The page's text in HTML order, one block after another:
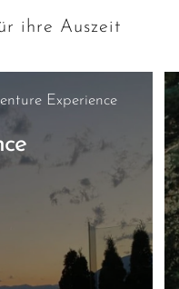
ihre Auszeit
Experience